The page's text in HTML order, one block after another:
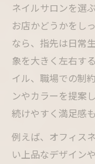
ネイルサロンを選
お店かどうかをし
なら、指先は日常
象を大きく左右す
イル、職場での制
ンやカラーを提案
続けやすく満足感
例えば、オフィス
い上品なデザイン